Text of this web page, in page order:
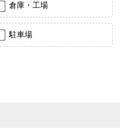
倉庫・工場
駐車場